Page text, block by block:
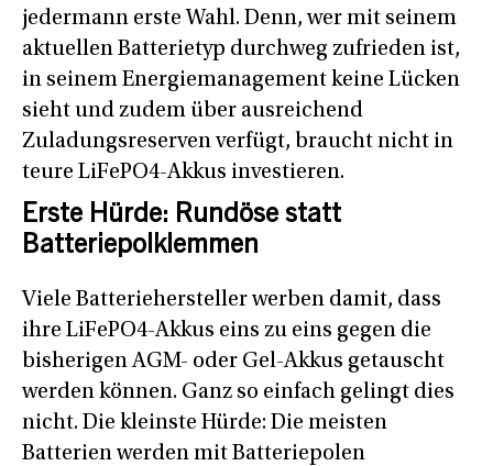
jedermann erste Wahl. Denn, wer mit seinem
aktuellen Batterietyp durchweg zufrieden ist,
in seinem Energiemanagement keine Lücken
sieht und zudem über ausreichend
Zuladungsreserven verfügt, braucht nicht in
teure LiFePO4-Akkus investieren.
Erste Hürde: Rundöse statt
Batteriepolklemmen
Viele Batteriehersteller werben damit, dass
ihre LiFePO4-Akkus eins zu eins gegen die
bisherigen AGM- oder Gel-Akkus getauscht
werden können. Ganz so einfach gelingt dies
nicht. Die kleinste Hürde: Die meisten
Batterien werden mit Batteriepolen